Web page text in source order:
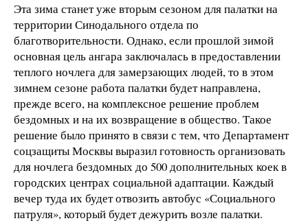
Эта зима станет уже вторым сезоном для палатки на
территории Синодального отдела по
благотворительности. Однако, если прошлой зимой
основная цель ангара заключалась в предоставлении
теплого ночлега для замерзающих людей, то в этом
зимнем сезоне работа палатки будет направлена,
прежде всего, на комплексное решение проблем
бездомных и на их возвращение в общество. Такое
решение было принято в связи с тем, что Департамент
соцзащиты Москвы выразил готовность организовать
для ночлега бездомных до 500 дополнительных коек в
городских центрах социальной адаптации. Каждый
вечер туда их будет отвозить автобус «Социального
патруля», который будет дежурить возле палатки.